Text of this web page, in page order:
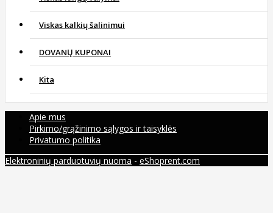
Viskas kalkių šalinimui
DOVANŲ KUPONAI
Kita
Apie mus
Pirkimo/grąžinimo sąlygos ir taisyklės
Privatumo politika
Elektroninių parduotuvių nuoma - eShoprent.com